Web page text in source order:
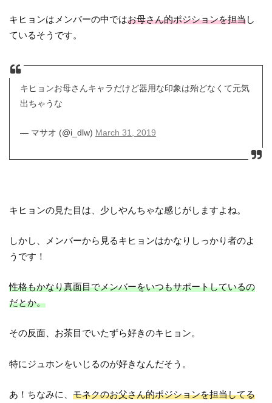
キヒョンはメンバーの中ではお母さん的ポジションを担当し
ているそうです。
キヒョンお母さんキャラだけど器用な印象は殆どなくて元気
出ちゃうな
— マサオ (@i_dlw) March 31, 2019
キヒョンの見た目は、少しやんちゃな感じがしますよね。
しかし、メンバーから見るキヒョンはかなりしっかり者のよ
うです！
性格もかなり真面目でメンバーをいつもサポートしているの
だとか。
その反面、お茶目でいたずら好きのキヒョン。
特にジュホンをいじるのが好きなんだそう。
あ！ちなみに、モネクのお父さん的ポジションを担当してる